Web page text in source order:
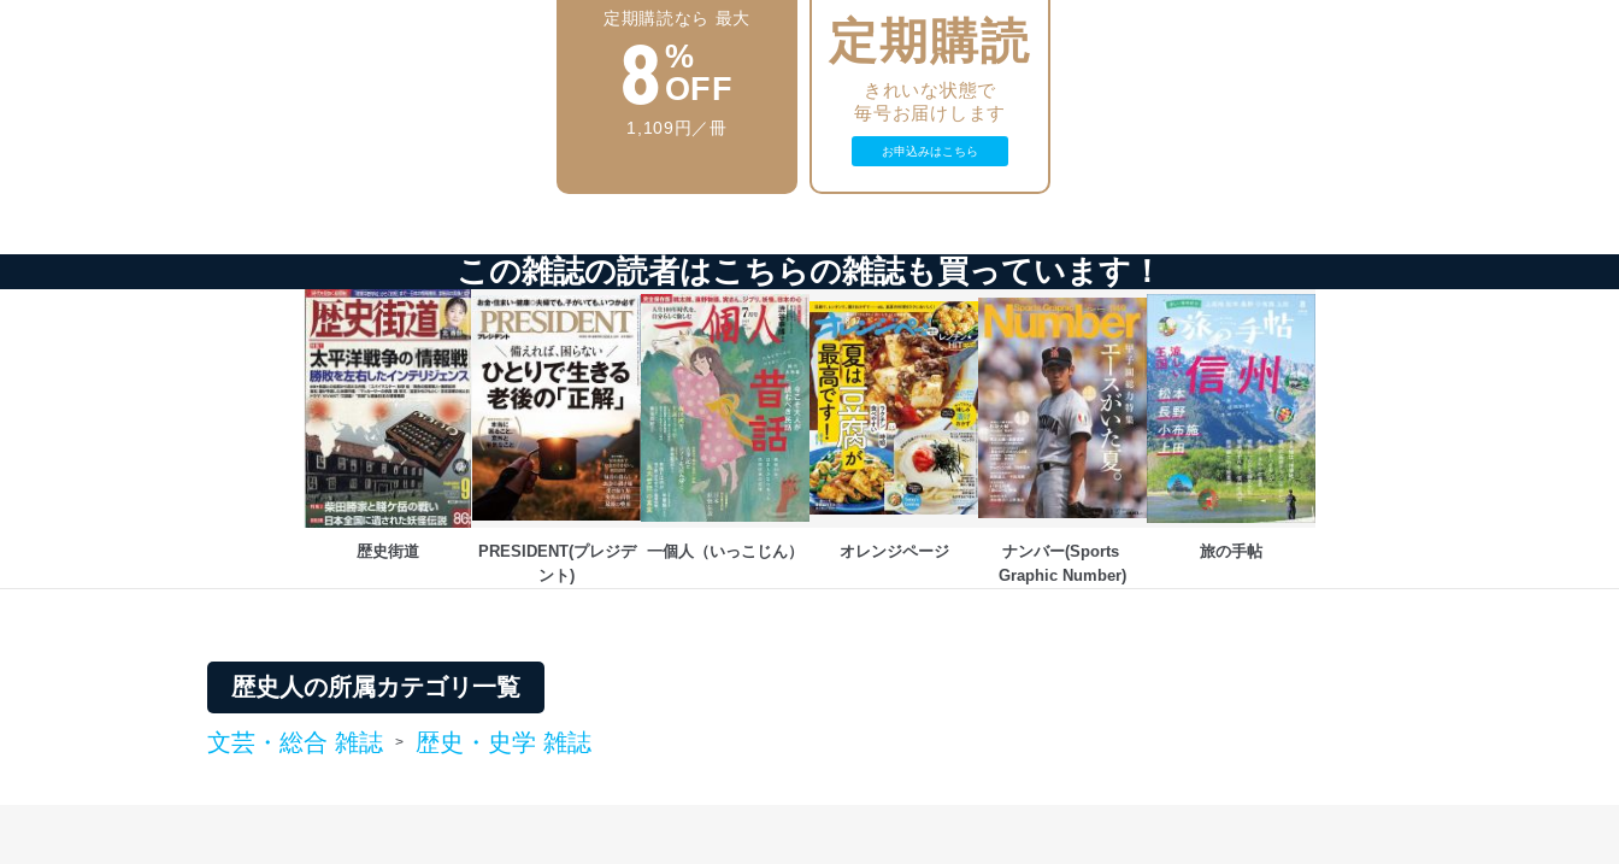
メール等により個人データの含まれるファイルを送信する場合に、当該ファイルへのパスワードを設定しています。
個人情報保護マネジメントシステムの継続的改善
当社は、内部監査及びマネジメントレビューの機会を通じて、個人情報保護マネジメントシステムを継続的に改善し、常に最良
適切、かつ迅速に対応させていただきます。
株式会社富士山マガジンサービス 個人情報問い合わせ係
TEL：0570-200-223
FAX：03-5459-7073
e-mail：cs@fujisan.co.jp
改訂：2025年2月20日
制定：2005年4月1日
株式会社富士山マガジンサービス
代表取締役会長 西野 伸一郎
個人情報の取扱いについて
１．個人情報保護管理者
いたします。
東京都渋谷区南平台町16-11
株式会社富士山マガジンサービス
定期購読なら 最大
8%
OFF
1,109円／冊
定期購読
きれいな状態で
毎号お届けします
お申込みはこちら
この雑誌の読者はこちらの雑誌も買っています！
歴史街道
PRESIDENT(プレジデ
ント)
一個人（いっこじん） オレンジページ
ナンバー(Sports
Graphic Number)
旅の手帖
歴史人の所属カテゴリ一覧
文芸・総合 雑誌 > 歴史・史学 雑誌